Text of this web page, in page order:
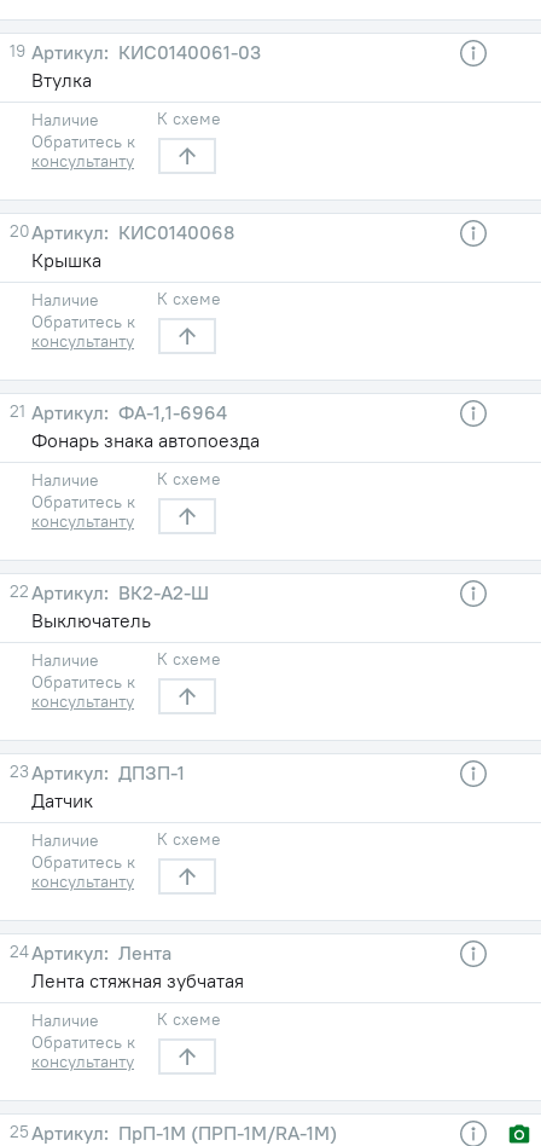
19
КИС0140061-03
Втулка
Наличие
Обратитесь к
консультанту
К схеме
20
КИС0140068
Крышка
Наличие
Обратитесь к
консультанту
К схеме
21
ФА-1,1-6964
Фонарь знака автопоезда
Наличие
Обратитесь к
консультанту
К схеме
22
ВК2-А2-Ш
Выключатель
Наличие
Обратитесь к
консультанту
К схеме
23
ДПЗП-1
Датчик
Наличие
Обратитесь к
консультанту
К схеме
24
Лента
Лента стяжная зубчатая
Наличие
Обратитесь к
консультанту
К схеме
25
ПрП-1М (ПРП-1М/RA-1M)